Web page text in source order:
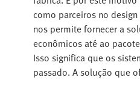
como parceiros no
nos permite fornecer a
econômicos até ao
Isso significa que os
passado. A solução que